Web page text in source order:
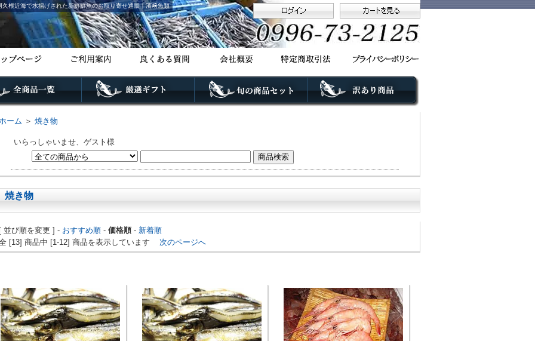
久根近海で水揚げされた新鮮鮮魚のお取り寄せ通販｜濱﨑魚類
ーム ＞ 焼き物
いらっしゃいませ、ゲスト様
焼き物
並び順を変更 ] - おすすめ順 - 価格順- 新着順
[13] 商品中 [1-12] 商品を表示しています 次のページへ